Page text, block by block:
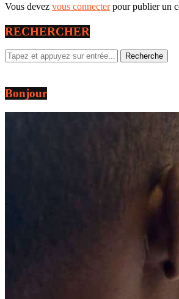
Vous devez vous connecterpour publier un
RECHERCHER
Bonjour